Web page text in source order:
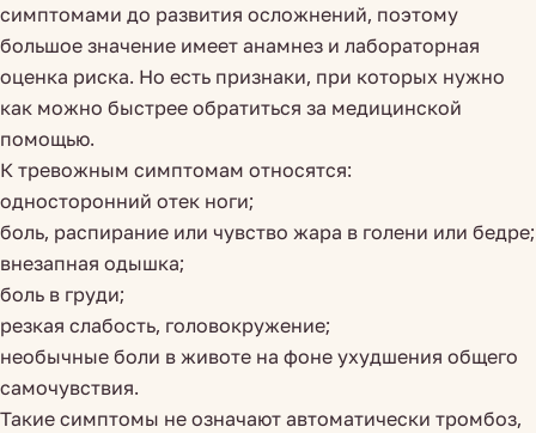
симптомами до развития осложнений, поэтому
большое значение имеет анамнез и лабораторная
оценка риска. Но есть признаки, при которых нужно
как можно быстрее обратиться за медицинской
помощью.
К тревожным симптомам относятся:
односторонний отек ноги;
боль, распирание или чувство жара в голени или бедре;
внезапная одышка;
боль в груди;
резкая слабость, головокружение;
необычные боли в животе на фоне ухудшения общего
самочувствия.
Такие симптомы не означают автоматически тромбоз,